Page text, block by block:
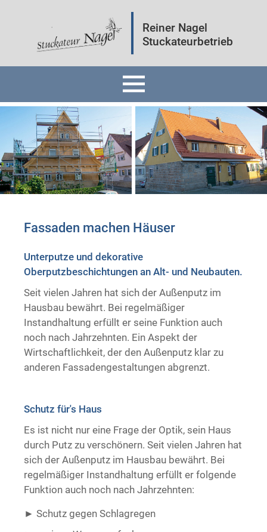
Reiner Nagel
Stuckateurbetrieb
Fassaden
Innenräume
Mineralputz
Wärmedämmung
Trockenausbau
Fassaden machen Häuser
Unterputze und dekorative
Oberputzbeschichtungen an Alt- und Neubauten.
Seit vielen Jahren hat sich der Außenputz im
Hausbau bewährt. Bei regelmäßiger
Instandhaltung erfüllt er seine Funktion auch
noch nach Jahrzehnten. Ein Aspekt der
Wirtschaftlichkeit, der den Außenputz klar zu
anderen Fassadengestaltungen abgrenzt.
Schutz für's Haus
Es ist nicht nur eine Frage der Optik, sein Haus
durch Putz zu verschönern. Seit vielen Jahren hat
sich der Außenputz im Hausbau bewährt. Bei
regelmäßiger Instandhaltung erfüllt er folgende
Funktion auch noch nach Jahrzehnten:
Schutz gegen Schlagregen